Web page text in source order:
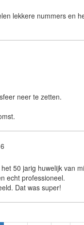
lekkere nummers en
neer te zetten.
50 jarig huwelijk van
echt professioneel.
Dat was super!